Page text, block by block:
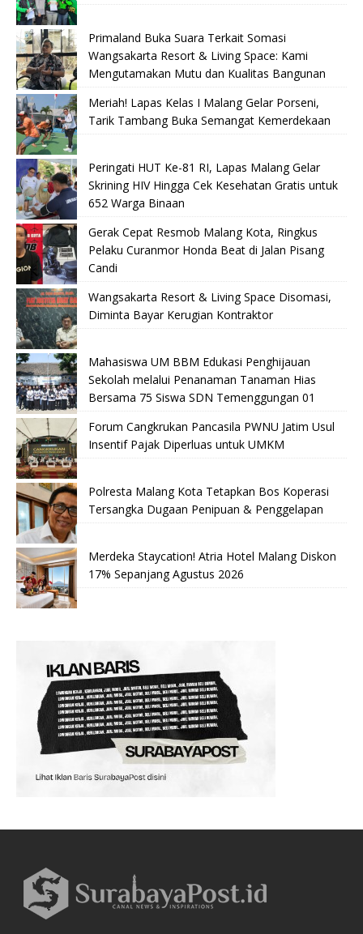
Primaland Buka Suara Terkait Somasi
Wangsakarta Resort & Living Space: Kami
Mengutamakan Mutu dan Kualitas Bangunan
Meriah! Lapas Kelas I Malang Gelar Porseni,
Tarik Tambang Buka Semangat Kemerdekaan
Peringati HUT Ke-81 RI, Lapas Malang Gelar
Skrining HIV Hingga Cek Kesehatan Gratis untuk
652 Warga Binaan
Gerak Cepat Resmob Malang Kota, Ringkus
Pelaku Curanmor Honda Beat di Jalan Pisang
Candi
Wangsakarta Resort & Living Space Disomasi,
Diminta Bayar Kerugian Kontraktor
Mahasiswa UM BBM Edukasi Penghijauan
Sekolah melalui Penanaman Tanaman Hias
Bersama 75 Siswa SDN Temenggungan 01
Forum Cangkrukan Pancasila PWNU Jatim Usul
Insentif Pajak Diperluas untuk UMKM
Polresta Malang Kota Tetapkan Bos Koperasi
Tersangka Dugaan Penipuan & Penggelapan
Merdeka Staycation! Atria Hotel Malang Diskon
17% Sepanjang Agustus 2026